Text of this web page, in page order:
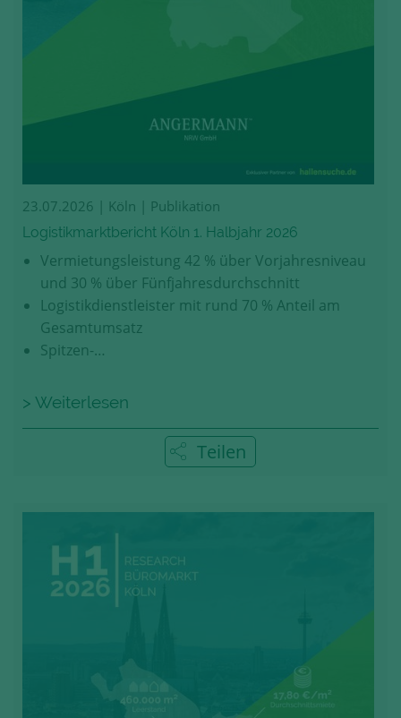
23.07.2026 | Köln | Publikation
Logistikmarktbericht Köln 1. Halbjahr 2026
Vermietungsleistung 42 % über Vorjahresniveau
und 30 % über Fünfjahresdurchschnitt
Logistikdienstleister mit rund 70 % Anteil am
Gesamtumsatz
Spitzen-…
> Weiterlesen
Teilen